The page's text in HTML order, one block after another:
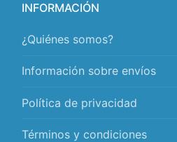
INFORMACIÓN
¿Quiénes somos?
Información sobre envíos
Política de privacidad
Términos y condiciones